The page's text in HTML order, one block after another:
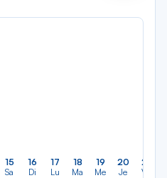
15
Sa
16
Di
17
Lu
18
Ma
19
Me
20
Je
21
Ve